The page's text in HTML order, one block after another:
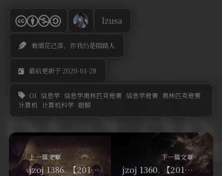
lzusa
看烟花已落，你我仍是陌路人
最后更新于 2020-01-28
OI 信息学 信息学奥林匹克竞赛 信息学竞赛 奥林匹克竞赛
计算机 计算机科学 题解
上一篇文章
jzoj 1386. 【2012.02.18普及组】郁闷的记者——拓扑排序
下一篇文章
jzoj 1360. 【2011.12.31普及模拟】逃离洞穴